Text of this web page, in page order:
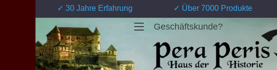
✓ 30 Jahre Erfahrung ✓ Über 7000 Produkte
Geschäftskunde?